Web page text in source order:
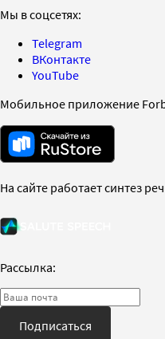
Мы в соцсетях:
Telegram
ВКонтакте
YouTube
Мобильное приложение
На сайте работает синтез
Рассылка:
Подписаться